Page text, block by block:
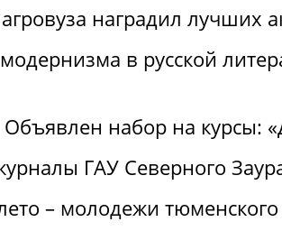
наградил лучших
в русской
Объявлен набор на курсы:
ГАУ Северного
– молодежи